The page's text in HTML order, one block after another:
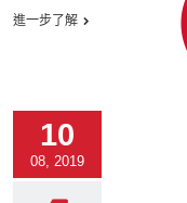
進一步了解
10
08, 2019